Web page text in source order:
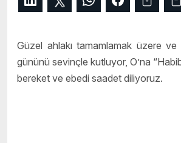
Güzel ahlakı tamamlamak üzere
gününü sevinçle kutluyor, O’na
bereket ve ebedi saadet diliyoruz.